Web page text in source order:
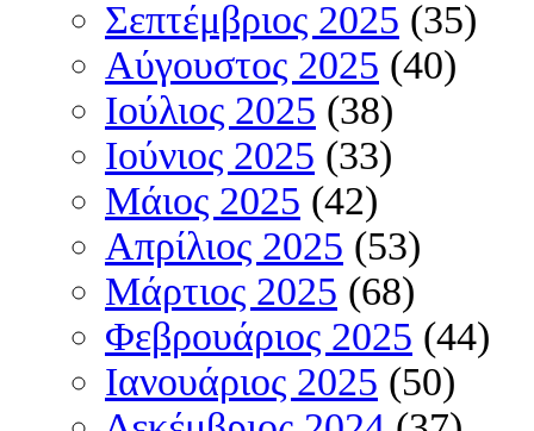
Σεπτέμβριος 2025 (35)
Αύγουστος 2025 (40)
Ιούλιος 2025 (38)
Ιούνιος 2025 (33)
Μάιος 2025 (42)
Απρίλιος 2025 (53)
Μάρτιος 2025 (68)
Φεβρουάριος 2025 (44)
Ιανουάριος 2025 (50)